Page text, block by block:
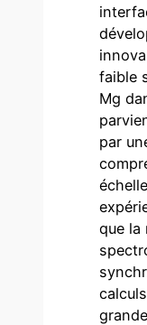
faible
Mg
par
que la